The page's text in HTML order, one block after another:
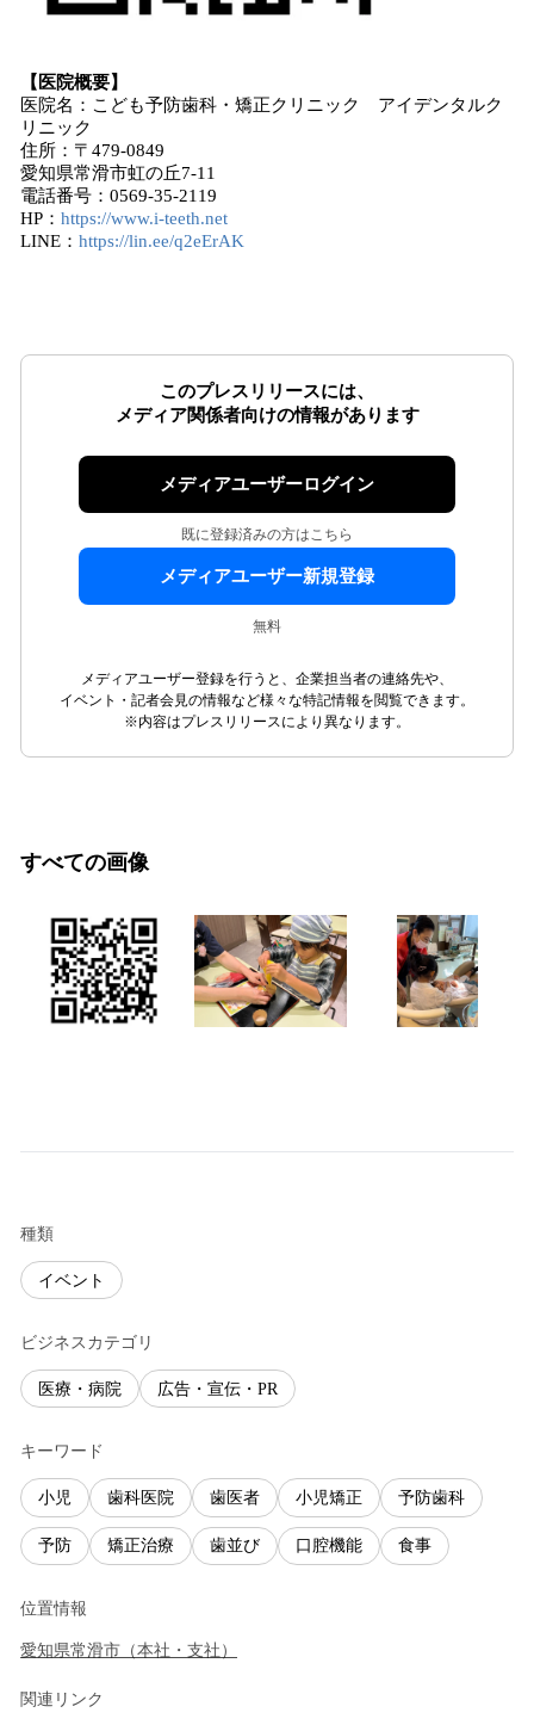
【医院概要】
医院名：こども予防歯科・矯正クリニック アイデンタルク
リニック
住所：〒479-0849
愛知県常滑市虹の丘7-11
電話番号：0569-35-2119
HP： https://www.i-teeth.net
LINE： https://lin.ee/q2eErAK
このプレスリリースには、
メディア関係者向けの情報があります
メディアユーザーログイン
既に登録済みの方はこちら
メディアユーザー新規登録
無料
メディアユーザー登録を行うと、企業担当者の連絡先や、
イベント・記者会見の情報など様々な特記情報を閲覧できます。
※内容はプレスリリースにより異なります。
すべての画像
種類
イベント
ビジネスカテゴリ
医療・病院 広告・宣伝・PR
キーワード
小児 歯科医院 歯医者 小児矯正 予防歯科
予防 矯正治療 歯並び 口腔機能 食事
位置情報
愛知県常滑市 （本社・支社 ）
関連リンク